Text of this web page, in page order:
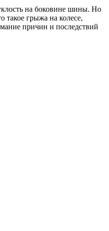
на боковине шины. Но
такое грыжа на колесе,
причин и последствий